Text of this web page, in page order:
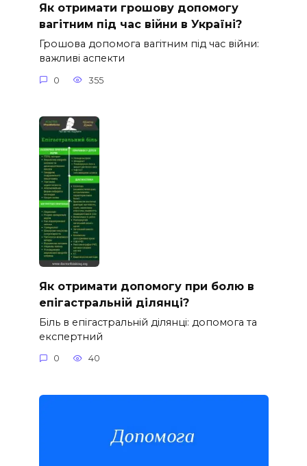
Як отримати грошову допомогу
вагітним під час війни в Україні?
Грошова допомога вагітним під час війни:
важливі аспекти
0 355
Як отримати допомогу при болю в
епігастральній ділянці?
Біль в епігастральній ділянці: допомога та
експертний
0 40